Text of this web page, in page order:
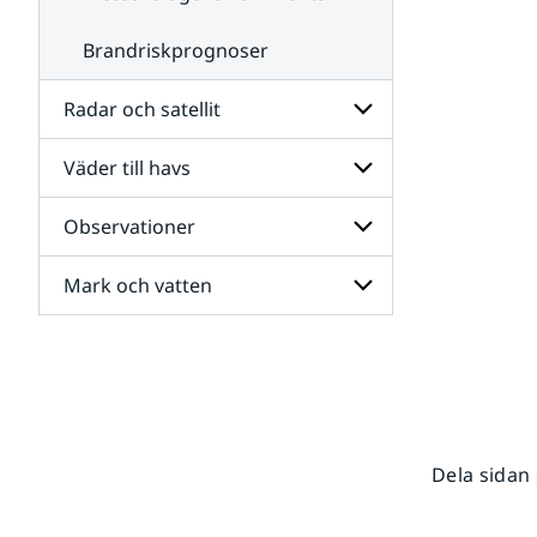
Brandriskprognoser
Radar och satellit
Undersidor
för
Radar
och
satellit
Väder till havs
Undersidor
för
Väder
till
havs
Observationer
Undersidor
för
Mark och vatten
Dela sidan